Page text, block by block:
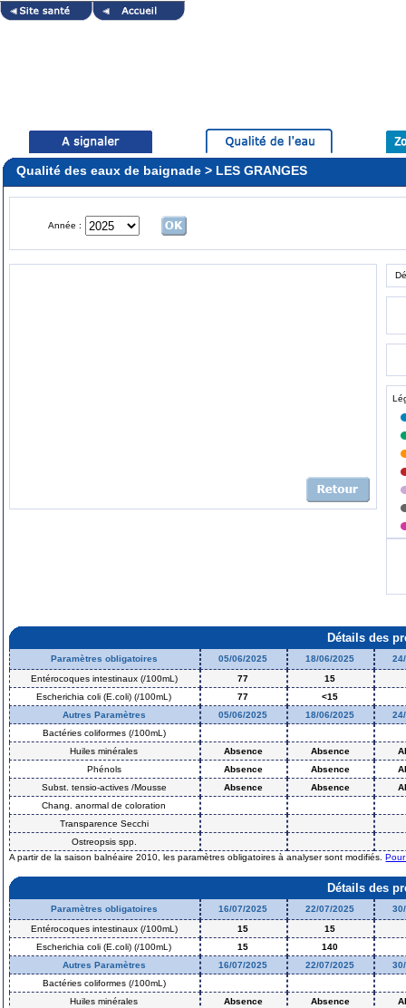
Qualité des eaux de baignade > LES GRANGES
Année :
Détails des
Paramètres obligatoires 05/06/2025 18/06/2025
Entérocoques intestinaux (/100mL)
77
15
Escherichia coli (E.coli) (/100mL)
77
<15
Autres Paramètres
05/06/2025 18/06/2025
Bactéries coliformes (/100mL)
Huiles minérales
Absence Absence
Phénols
Absence Absence
Subst. tensio-actives /Mousse
Absence Absence
Chang. anormal de coloration
Transparence Secchi
Ostreopsis spp.
A partir de la saison balnéaire 2010, les paramètres obligatoires à analyser sont modifiés.
Détails des
Paramètres obligatoires 16/07/2025 22/07/2025
Entérocoques intestinaux (/100mL)
15
15
Escherichia coli (E.coli) (/100mL)
15
140
Autres Paramètres
16/07/2025 22/07/2025
Bactéries coliformes (/100mL)
Huiles minérales
Absence Absence